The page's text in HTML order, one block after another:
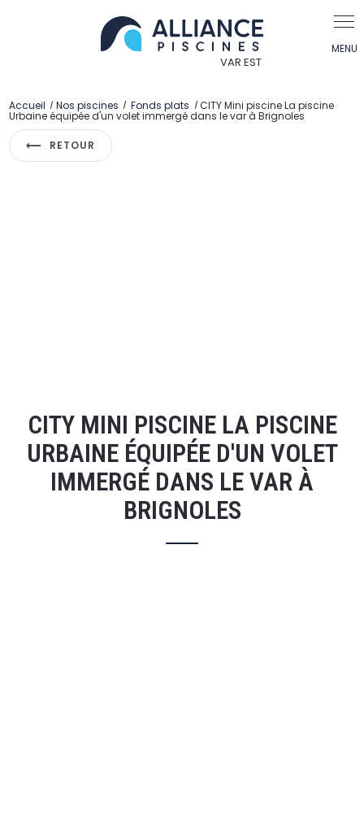
Accueil Nos piscines Fonds plats CITY Mini piscine La piscine
Urbaine équipée d'un volet immergé dans le var à Brignoles
RETOUR
CITY MINI PISCINE LA PISCINE
URBAINE ÉQUIPÉE D'UN VOLET
IMMERGÉ DANS LE VAR À
BRIGNOLES